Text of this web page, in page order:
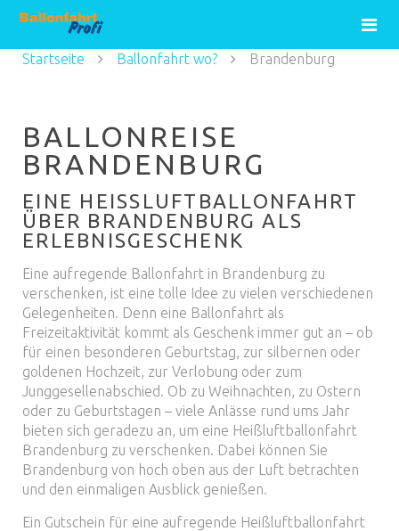
Startseite Ballonfahrt wo? Brandenburg
BALLONREISE
BRANDENBURG
EINE HEISSLUFTBALLONFAHRT Ü
BER BRANDENBURG ALS E
RLEBNISGESCHENK
Eine aufregende Ballonfahrt in Brandenburg zu
verschenken, ist eine tolle Idee zu vielen verschiedenen
Gelegenheiten. Denn eine Ballonfahrt als
Freizeitaktivität kommt als Geschenk immer gut an – ob
für einen besonderen Geburtstag, zur silbernen oder
goldenen Hochzeit, zur Verlobung oder zum
Junggesellenabschied. Ob zu Weihnachten, zu Ostern
oder zu Geburtstagen – viele Anlässe rund ums Jahr
bieten sich geradezu an, um eine Heißluftballonfahrt
Brandenburg zu verschenken. Dabei können Sie
Brandenburg von hoch oben aus der Luft betrachten
und den einmaligen Ausblick genießen.
Ein Gutschein für eine aufregende Heißluftballonfahrt